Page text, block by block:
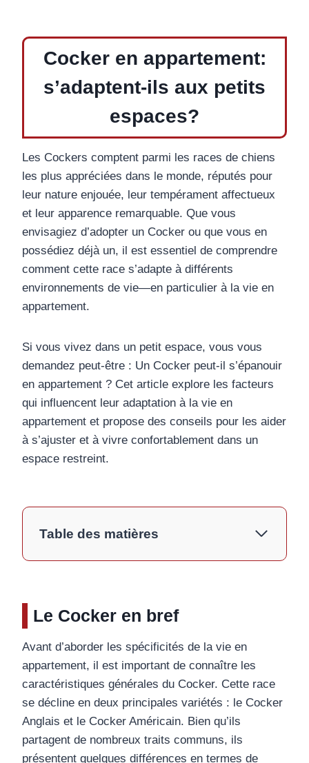
Cocker en appartement:
s’adaptent-ils aux petits
espaces?
Les Cockers comptent parmi les races de chiens
les plus appréciées dans le monde, réputés pour
leur nature enjouée, leur tempérament affectueux
et leur apparence remarquable. Que vous
envisagiez d’adopter un Cocker ou que vous en
possédiez déjà un, il est essentiel de comprendre
comment cette race s’adapte à différents
environnements de vie—en particulier à la vie en
appartement.
Si vous vivez dans un petit espace, vous vous
demandez peut-être : Un Cocker peut-il s’épanouir
en appartement ? Cet article explore les facteurs
qui influencent leur adaptation à la vie en
appartement et propose des conseils pour les aider
à s’ajuster et à vivre confortablement dans un
espace restreint.
Table des matières
Le Cocker en bref
Avant d’aborder les spécificités de la vie en
appartement, il est important de connaître les
caractéristiques générales du Cocker. Cette race
se décline en deux principales variétés : le Cocker
Anglais et le Cocker Américain. Bien qu’ils
partagent de nombreux traits communs, ils
présentent quelques différences en termes de